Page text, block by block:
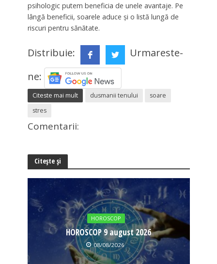
psihologic putem beneficia de unele avantaje. Pe
lângă beneficii, soarele aduce și o listă lungă de
riscuri pentru sănătate.
Distribuie:
Urmareste-
ne:
Citeste mai mult dusmanii tenului
soare
stres
Comentarii:
Citește și
HOROSCOP
HOROSCOP 9 august 2026
08/08/2026